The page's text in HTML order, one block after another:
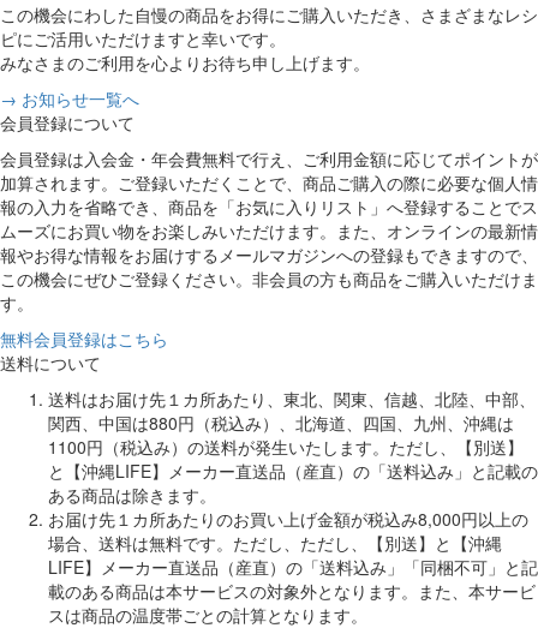
この機会にわした自慢の商品をお得にご購入いただき、さまざまなレシ
ピにご活用いただけますと幸いです。
みなさまのご利用を心よりお待ち申し上げます。
→ お知らせ一覧へ
会員登録について
会員登録は入会金・年会費無料で行え、ご利用金額に応じてポイントが
加算されます。ご登録いただくことで、商品ご購入の際に必要な個人情
報の入力を省略でき、商品を「お気に入りリスト」へ登録することでス
ムーズにお買い物をお楽しみいただけます。また、オンラインの最新情
報やお得な情報をお届けするメールマガジンへの登録もできますので、
この機会にぜひご登録ください。非会員の方も商品をご購入いただけま
す。
無料会員登録はこちら
送料について
送料はお届け先１カ所あたり、東北、関東、信越、北陸、中部、
関西、中国は880円（税込み）、北海道、四国、九州、沖縄は
1100円（税込み）の送料が発生いたします。ただし、【別送】
と【沖縄LIFE】メーカー直送品（産直）の「送料込み」と記載の
ある商品は除きます。
お届け先１カ所あたりのお買い上げ金額が税込み8,000円以上の
場合、送料は無料です。ただし、ただし、【別送】と【沖縄
LIFE】メーカー直送品（産直）の「送料込み」「同梱不可」と記
載のある商品は本サービスの対象外となります。また、本サービ
スは商品の温度帯ごとの計算となります。